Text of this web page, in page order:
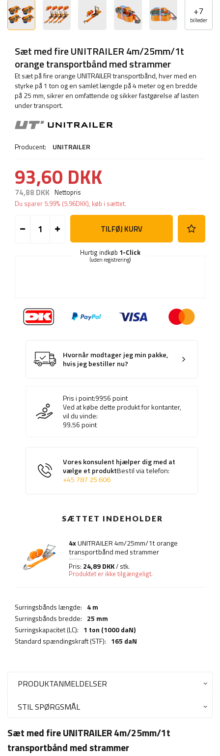
+7
billeder
Sæt med fire UNITRAILER 4m/25mm/1t
orange transportbånd med strammer
Et sæt på fire orange UNITRAILER transportbånd, hver med en
styrke på 1 ton og en samlet længde på 4 meter og en bredde
på 25 mm, sikrer en omfattende og sikker fastgørelse af lasten
under transport.
Producent: UNITRAILER
93,60 DKK
74,88 DKK Nettopris
Du sparer 5.99% (5.96DKK), køb i sættet.
TILFØJ KURV
Hurtig indkøb 1-Click
(uden registrering)
Hvornår modtager jeg min pakke,
hvis jeg bestiller nu?
Pris i point:9956point
Ved at købe dette produkt for kontanter,
vil du vinde:
99.56point
Vores konsulent hjælper dig med at
vælge et produktBestil via telefon:
+45 787 25 606
SÆTTET INDEHOLDER
4xUNITRAILER 4m/25mm/1t orange
transportbånd med strammer
Pris: 24,89 DKK/ stk.
Produktet er ikke tilgængeligt.
Surringsbånds længde: 4 m
Surringsbånds bredde: 25 mm
Surringskapacitet (LC): 1 ton (1000 daN)
Standard spændingskraft (STF): 165 daN
PRODUKTANMELDELSER
STIL SPØRGSMÅL
Sæt med fire UNITRAILER 4m/25mm/1t
transportbånd med strammer